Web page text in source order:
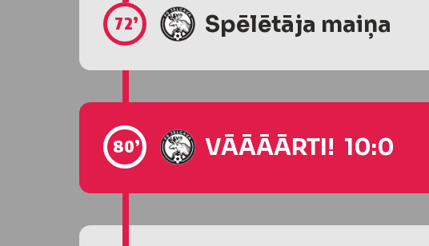
72’ Spēlētāja maiņa
80’ VĀĀĀĀRTI! 10:0